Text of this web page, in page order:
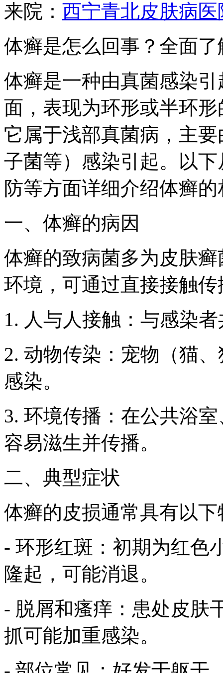
来院： 西宁青北皮肤病医
体癣是怎么回事？全面
体癣是一种由真菌感染
面，表现为环形或半环
它属于浅部真菌病，主
子菌等）感染引起。以
防等方面详细介绍体癣
一、体癣的病因
体癣的致病菌多为皮肤
环境，可通过直接接触
1. 人与人接触：与感染
2. 动物传染：宠物（猫
感染。
3. 环境传播：在公共浴
容易滋生并传播。
二、典型症状
体癣的皮损通常具有以下
- 环形红斑：初期为红色
隆起，可能消退。
- 脱屑和瘙痒：患处皮肤
抓可能加重感染。